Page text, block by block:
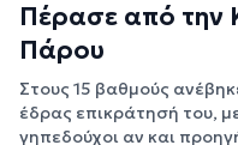
Πέρασε από την
Πάρου
Στους 15 βαθμούς
έδρας επικράτησή του,
γηπεδούχοι αν και